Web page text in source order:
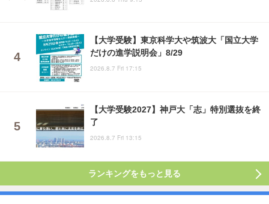
【大学受験】東京科学大や筑波大「国立大学
だけの進学説明会」8/29
2026.8.7 Fri 17:15
【大学受験2027】神戸大「志」特別選抜を終
了
2026.8.7 Fri 13:15
ランキングをもっと見る